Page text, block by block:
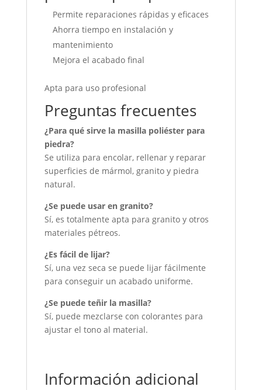
Permite reparaciones rápidas y eficaces
Ahorra tiempo en instalación y
mantenimiento
Mejora el acabado final
Apta para uso profesional
Preguntas frecuentes
¿Para qué sirve la masilla poliéster para
piedra?
Se utiliza para encolar, rellenar y reparar
superficies de mármol, granito y piedra
natural.
¿Se puede usar en granito?
Sí, es totalmente apta para granito y otros
materiales pétreos.
¿Es fácil de lijar?
Sí, una vez seca se puede lijar fácilmente
para conseguir un acabado uniforme.
¿Se puede teñir la masilla?
Sí, puede mezclarse con colorantes para
ajustar el tono al material.
Información adicional